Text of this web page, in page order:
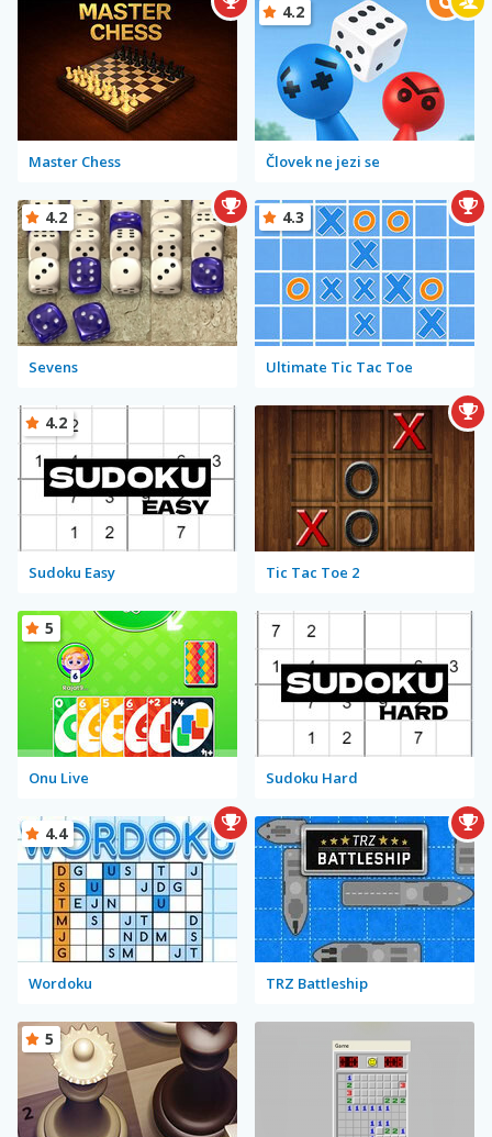
Master Chess Človek ne jezi se
4.2
Sevens
4.2
Ultimate Tic Tac Toe
4.3
Sudoku Easy
4.2
Tic Tac Toe 2
Onu Live
5
Sudoku Hard
Wordoku
4.4
TRZ Battleship
5